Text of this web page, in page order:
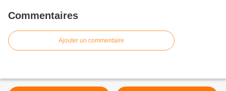
Commentaires
Ajouter un commentaire